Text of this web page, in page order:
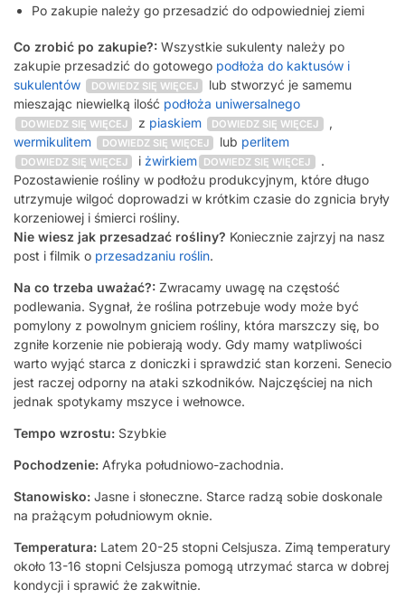
Po zakupie należy go przesadzić do odpowiedniej ziemi
Co zrobić po zakupie?: Wszystkie sukulenty należy po
zakupie przesadzić do gotowego podłoża do kaktusów i
sukulentów
DOWIEDZ SIĘ WIĘCEJ
lub stworzyć je samemu
mieszając niewielką ilość podłoża uniwersalnego
DOWIEDZ SIĘ WIĘCEJ z piaskiem DOWIEDZ SIĘ WIĘCEJ
,
wermikulitem
DOWIEDZ SIĘ WIĘCEJ lub perlitem
DOWIEDZ SIĘ WIĘCEJ i żwirkiem DOWIEDZ SIĘ WIĘCEJ
.
Pozostawienie rośliny w podłożu produkcyjnym, które długo
utrzymuje wilgoć doprowadzi w krótkim czasie do zgnicia bryły
korzeniowej i śmierci rośliny.
Nie wiesz jak przesadzać rośliny? Koniecznie zajrzyj na nasz
post i filmik o przesadzaniu roślin.
Na co trzeba uważać?: Zwracamy uwagę na częstość
podlewania. Sygnał, że roślina potrzebuje wody może być
pomylony z powolnym gniciem rośliny, która marszczy się, bo
zgniłe korzenie nie pobierają wody. Gdy mamy watpliwości
warto wyjąć starca z doniczki i sprawdzić stan korzeni. Senecio
jest raczej odporny na ataki szkodników. Najczęściej na nich
jednak spotykamy mszyce i wełnowce.
Tempo wzrostu: Szybkie
Pochodzenie: Afryka południowo-zachodnia.
Stanowisko: Jasne i słoneczne. Starce radzą sobie doskonale
na prażącym południowym oknie.
Temperatura: Latem 20-25 stopni Celsjusza. Zimą temperatury
około 13-16 stopni Celsjusza pomogą utrzymać starca w dobrej
kondycji i sprawić że zakwitnie.